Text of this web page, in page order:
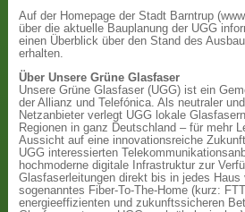
Auf der Homepage der Stadt Barntrup
über die aktuelle Bauplanung der UGG
einen Überblick über den Stand des
erhalten.
Über Unsere Grüne Glasfaser
Unsere Grüne Glasfaser (UGG) ist ein
der Allianz und Telefónica. Als neutraler
Netzanbieter verlegt UGG lokale
Regionen in ganz Deutschland – für mehr
Aussicht auf eine innovationsreiche
UGG interessierten
hochmoderne digitale Infrastruktur zur
Glasfaserleitungen direkt bis in jedes Haus
sogenanntes Fiber-To-The-Home (kurz:
energieeffizienten und zukunftssicheren